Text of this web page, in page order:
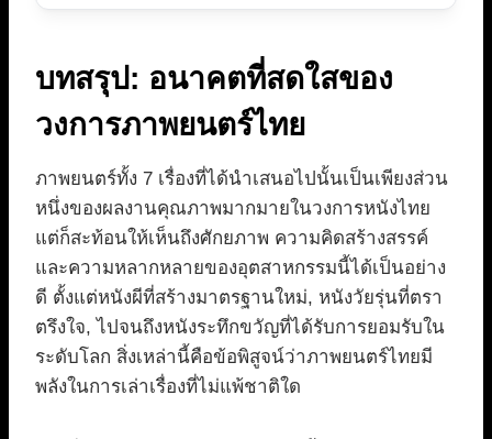
บทสรุป: อนาคตที่สดใสของ
วงการภาพยนตร์ไทย
ภาพยนตร์ทั้ง 7 เรื่องที่ได้นำเสนอไปนั้นเป็นเพียงส่วน
หนึ่งของผลงานคุณภาพมากมายในวงการหนังไทย
แต่ก็สะท้อนให้เห็นถึงศักยภาพ ความคิดสร้างสรรค์
และความหลากหลายของอุตสาหกรรมนี้ได้เป็นอย่าง
ดี ตั้งแต่หนังผีที่สร้างมาตรฐานใหม่, หนังวัยรุ่นที่ตรา
ตรึงใจ, ไปจนถึงหนังระทึกขวัญที่ได้รับการยอมรับใน
ระดับโลก สิ่งเหล่านี้คือข้อพิสูจน์ว่าภาพยนตร์ไทยมี
พลังในการเล่าเรื่องที่ไม่แพ้ชาติใด